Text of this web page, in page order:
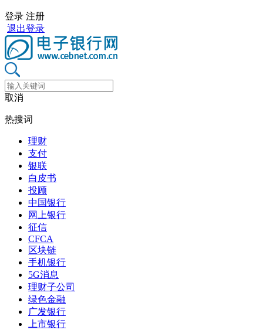
登录 注册
退出登录
取消
热搜词
理财
支付
银联
白皮书
投顾
中国银行
网上银行
征信
CFCA
区块链
手机银行
5G消息
理财子公司
绿色金融
广发银行
上市银行